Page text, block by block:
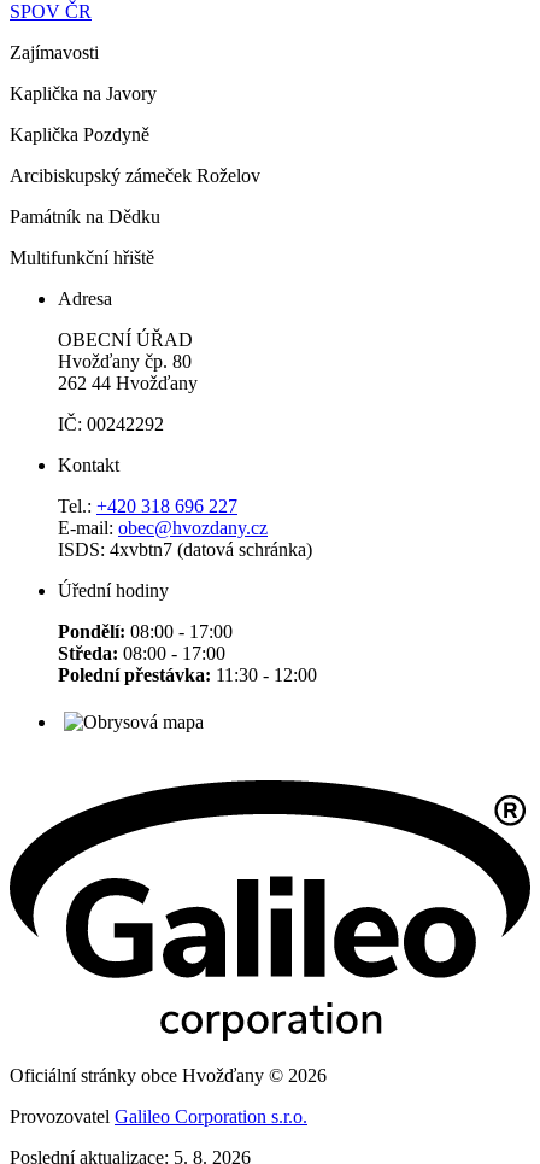
SPOV ČR
Zajímavosti
Kaplička na Javory
Kaplička Pozdyně
Arcibiskupský zámeček Roželov
Památník na Dědku
Multifunkční hřiště
Adresa
OBECNÍ ÚŘAD
Hvožďany čp. 80
262 44 Hvožďany
IČ: 00242292
Kontakt
Tel.: +420 318 696 227
E-mail: obec@hvozdany.cz
ISDS: 4xvbtn7 (datová schránka)
Úřední hodiny
Pondělí: 08:00 - 17:00
Středa: 08:00 - 17:00
Polední přestávka: 11:30 - 12:00
Oficiální stránky obce Hvožďany © 2026
Provozovatel Galileo Corporation s.r.o.
Poslední aktualizace: 5. 8. 2026